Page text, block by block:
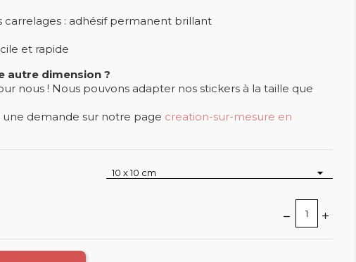
carrelages : adhésif permanent brillant
et rapide
autre dimension ?
nous ! Nous pouvons adapter nos stickers à la taille que
une demande sur notre page creation-sur-mesure en